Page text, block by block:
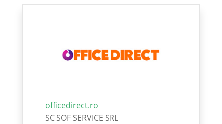
officedirect.ro
SC SOF SERVICE SRL